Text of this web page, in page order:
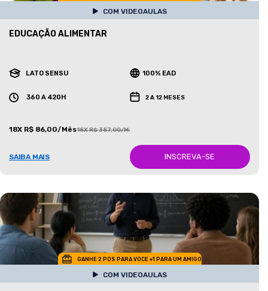
COM VIDEOAULAS
EDUCAÇÃO ALIMENTAR
LATO SENSU 100% EAD
360 A 420H 2 A 12 MESES
18X R$ 86,00/Mês18X R$ 387,00/Mês
SAIBA MAIS INSCREVA-SE
GANHE 2 POS PARA VOCE +1 PARA UM AMIGO
COM VIDEOAULAS